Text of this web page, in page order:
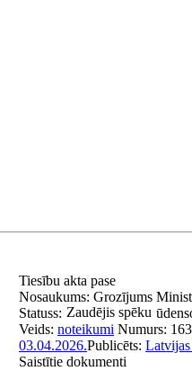
Tiesību akta pase
Nosaukums: Grozījums
Statuss: Zaudējis spēku
Veids: noteikumi Numurs:
03.04.2026.Publicēts: Latvijas
Saistītie dokumenti